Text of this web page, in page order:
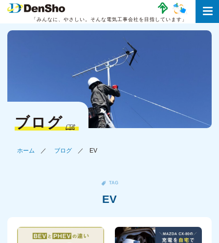
「みんなに、やさしい。 そんな電気工事会社を目指しています」
ブログ
ホーム ブログ EV
TAG
EV